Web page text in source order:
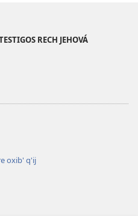
ri Biblia.
RECH JEHOVÁ
oxib' q'ij